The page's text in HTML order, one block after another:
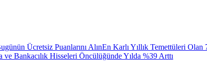
Ücretsiz Puanlarını AlınEn Karlı Yıllık Temettüleri Olan
Bankacılık Hisseleri Öncülüğünde Yılda %39 Arttı